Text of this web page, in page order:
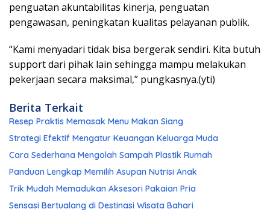
penguatan akuntabilitas kinerja, penguatan
pengawasan, peningkatan kualitas pelayanan publik.
“Kami menyadari tidak bisa bergerak sendiri. Kita butuh
support dari pihak lain sehingga mampu melakukan
pekerjaan secara maksimal,” pungkasnya.(yti)
Berita Terkait
Resep Praktis Memasak Menu Makan Siang
Strategi Efektif Mengatur Keuangan Keluarga Muda
Cara Sederhana Mengolah Sampah Plastik Rumah
Panduan Lengkap Memilih Asupan Nutrisi Anak
Trik Mudah Memadukan Aksesori Pakaian Pria
Sensasi Bertualang di Destinasi Wisata Bahari